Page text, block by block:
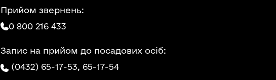
Прийом звернень:
0 800 216 433
Запис на прийом до посадових осіб:
(0432) 65-17-53, 65-17-54